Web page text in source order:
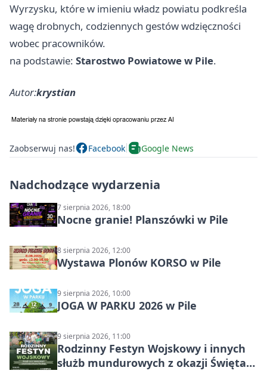
Wyrzysku, które w imieniu władz powiatu podkreśla
wagę drobnych, codziennych gestów wdzięczności
wobec pracowników.
na podstawie: Starostwo Powiatowe w Pile.
Autor:krystian
Zaobserwuj nas! Facebook Google News
Nadchodzące wydarzenia
7 sierpnia 2026, 18:00
Nocne granie! Planszówki w Pile
8 sierpnia 2026, 12:00
Wystawa Plonów KORSO w Pile
9 sierpnia 2026, 10:00
JOGA W PARKU 2026 w Pile
9 sierpnia 2026, 11:00
Rodzinny Festyn Wojskowy i innych
służb mundurowych z okazji Święta